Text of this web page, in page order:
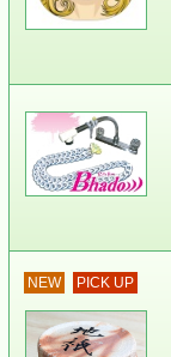
NEW PICK UP